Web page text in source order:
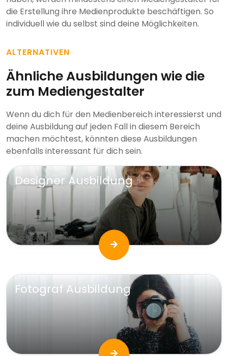
die Erstellung ihre Medienprodukte beschäftigen. So
individuell wie du selbst sind deine Möglichkeiten.
ALTERNATIVEN
Ähnliche Ausbildungen wie die
zum Mediengestalter
Wenn du dich für den Medienbereich interessierst und
deine Ausbildung auf jeden Fall in diesem Bereich
machen möchtest, könnten diese Ausbildungen
ebenfalls interessant für dich sein.
© cottonbro; Pexels
Designer Ausbildung
Fotograf Ausbildung